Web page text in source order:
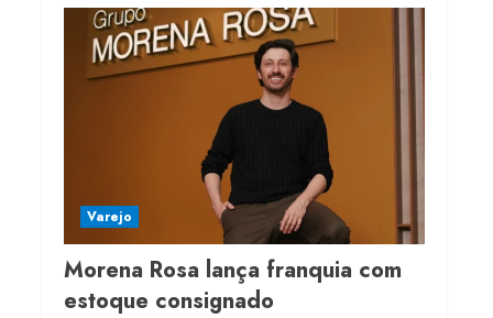
Projeto testa passaporte
digital na moda nacional
4 de agosto de 2026
Varejo
Morena Rosa lança franquia com
estoque consignado